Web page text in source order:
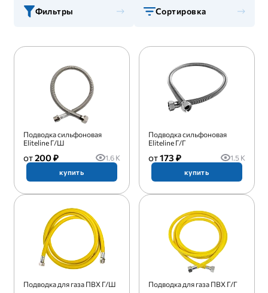
Фильтры Сортировка
Подводка сильфоновая
Eliteline Г/Ш
200 ₽
1.6 K
купить
Подводка сильфоновая
Eliteline Г/Г
173 ₽
1.5 K
купить
Подводка для газа ПВХ Г/Ш Подводка для газа ПВХ Г/Г